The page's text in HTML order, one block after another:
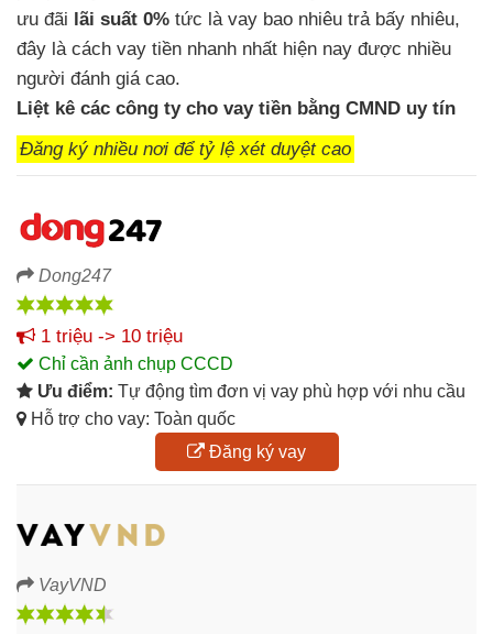
ưu đãi lãi suất 0% tức là vay bao nhiêu trả bấy nhiêu,
đây là cách vay tiền nhanh nhất hiện nay được nhiều
người đánh giá cao.
Liệt kê các công ty cho vay tiền bằng CMND uy tín
Đăng ký nhiều nơi để tỷ lệ xét duyệt cao
Dong247
1 triệu -> 10 triệu
Chỉ cần ảnh chụp CCCD
Ưu điểm: Tự động tìm đơn vị vay phù hợp với nhu cầu
Hỗ trợ cho vay: Toàn quốc
Đăng ký vay
VayVND